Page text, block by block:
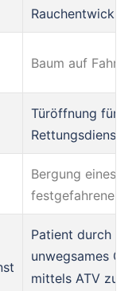
Baum auf
Türöffnung für
Rettungsdienst
Bergung eines
festgefahrenen
Patient durch
unwegsames
mittels ATV zum